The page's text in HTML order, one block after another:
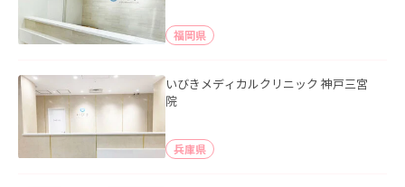
福岡県
いびきメディカルクリニック 神戸三宮
院
兵庫県